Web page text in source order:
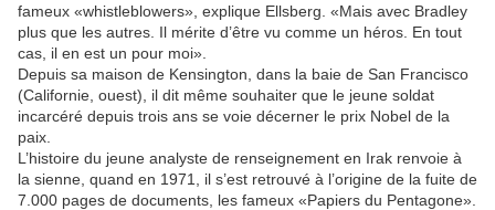
fameux «whistleblowers», explique Ellsberg. «Mais avec Bradley
plus que les autres. Il mérite d’être vu comme un héros. En tout
cas, il en est un pour moi».
Depuis sa maison de Kensington, dans la baie de San Francisco
(Californie, ouest), il dit même souhaiter que le jeune soldat
incarcéré depuis trois ans se voie décerner le prix Nobel de la
paix.
L’histoire du jeune analyste de renseignement en Irak renvoie à
la sienne, quand en 1971, il s’est retrouvé à l’origine de la fuite de
7.000 pages de documents, les fameux «Papiers du Pentagone».